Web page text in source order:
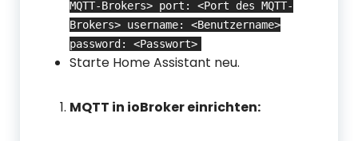
MQTT-Brokers> port: <Port des MQTT-
Brokers> username: <Benutzername>
password: <Passwort>
Starte Home Assistant neu.
MQTT in ioBroker einrichten: